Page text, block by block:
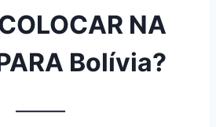
NA
Bolívia?